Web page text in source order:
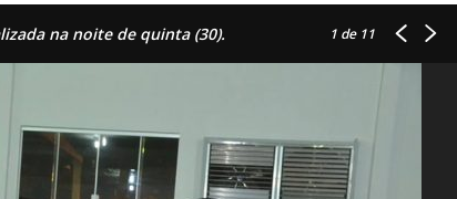
na noite de quinta (30). 1 de 11